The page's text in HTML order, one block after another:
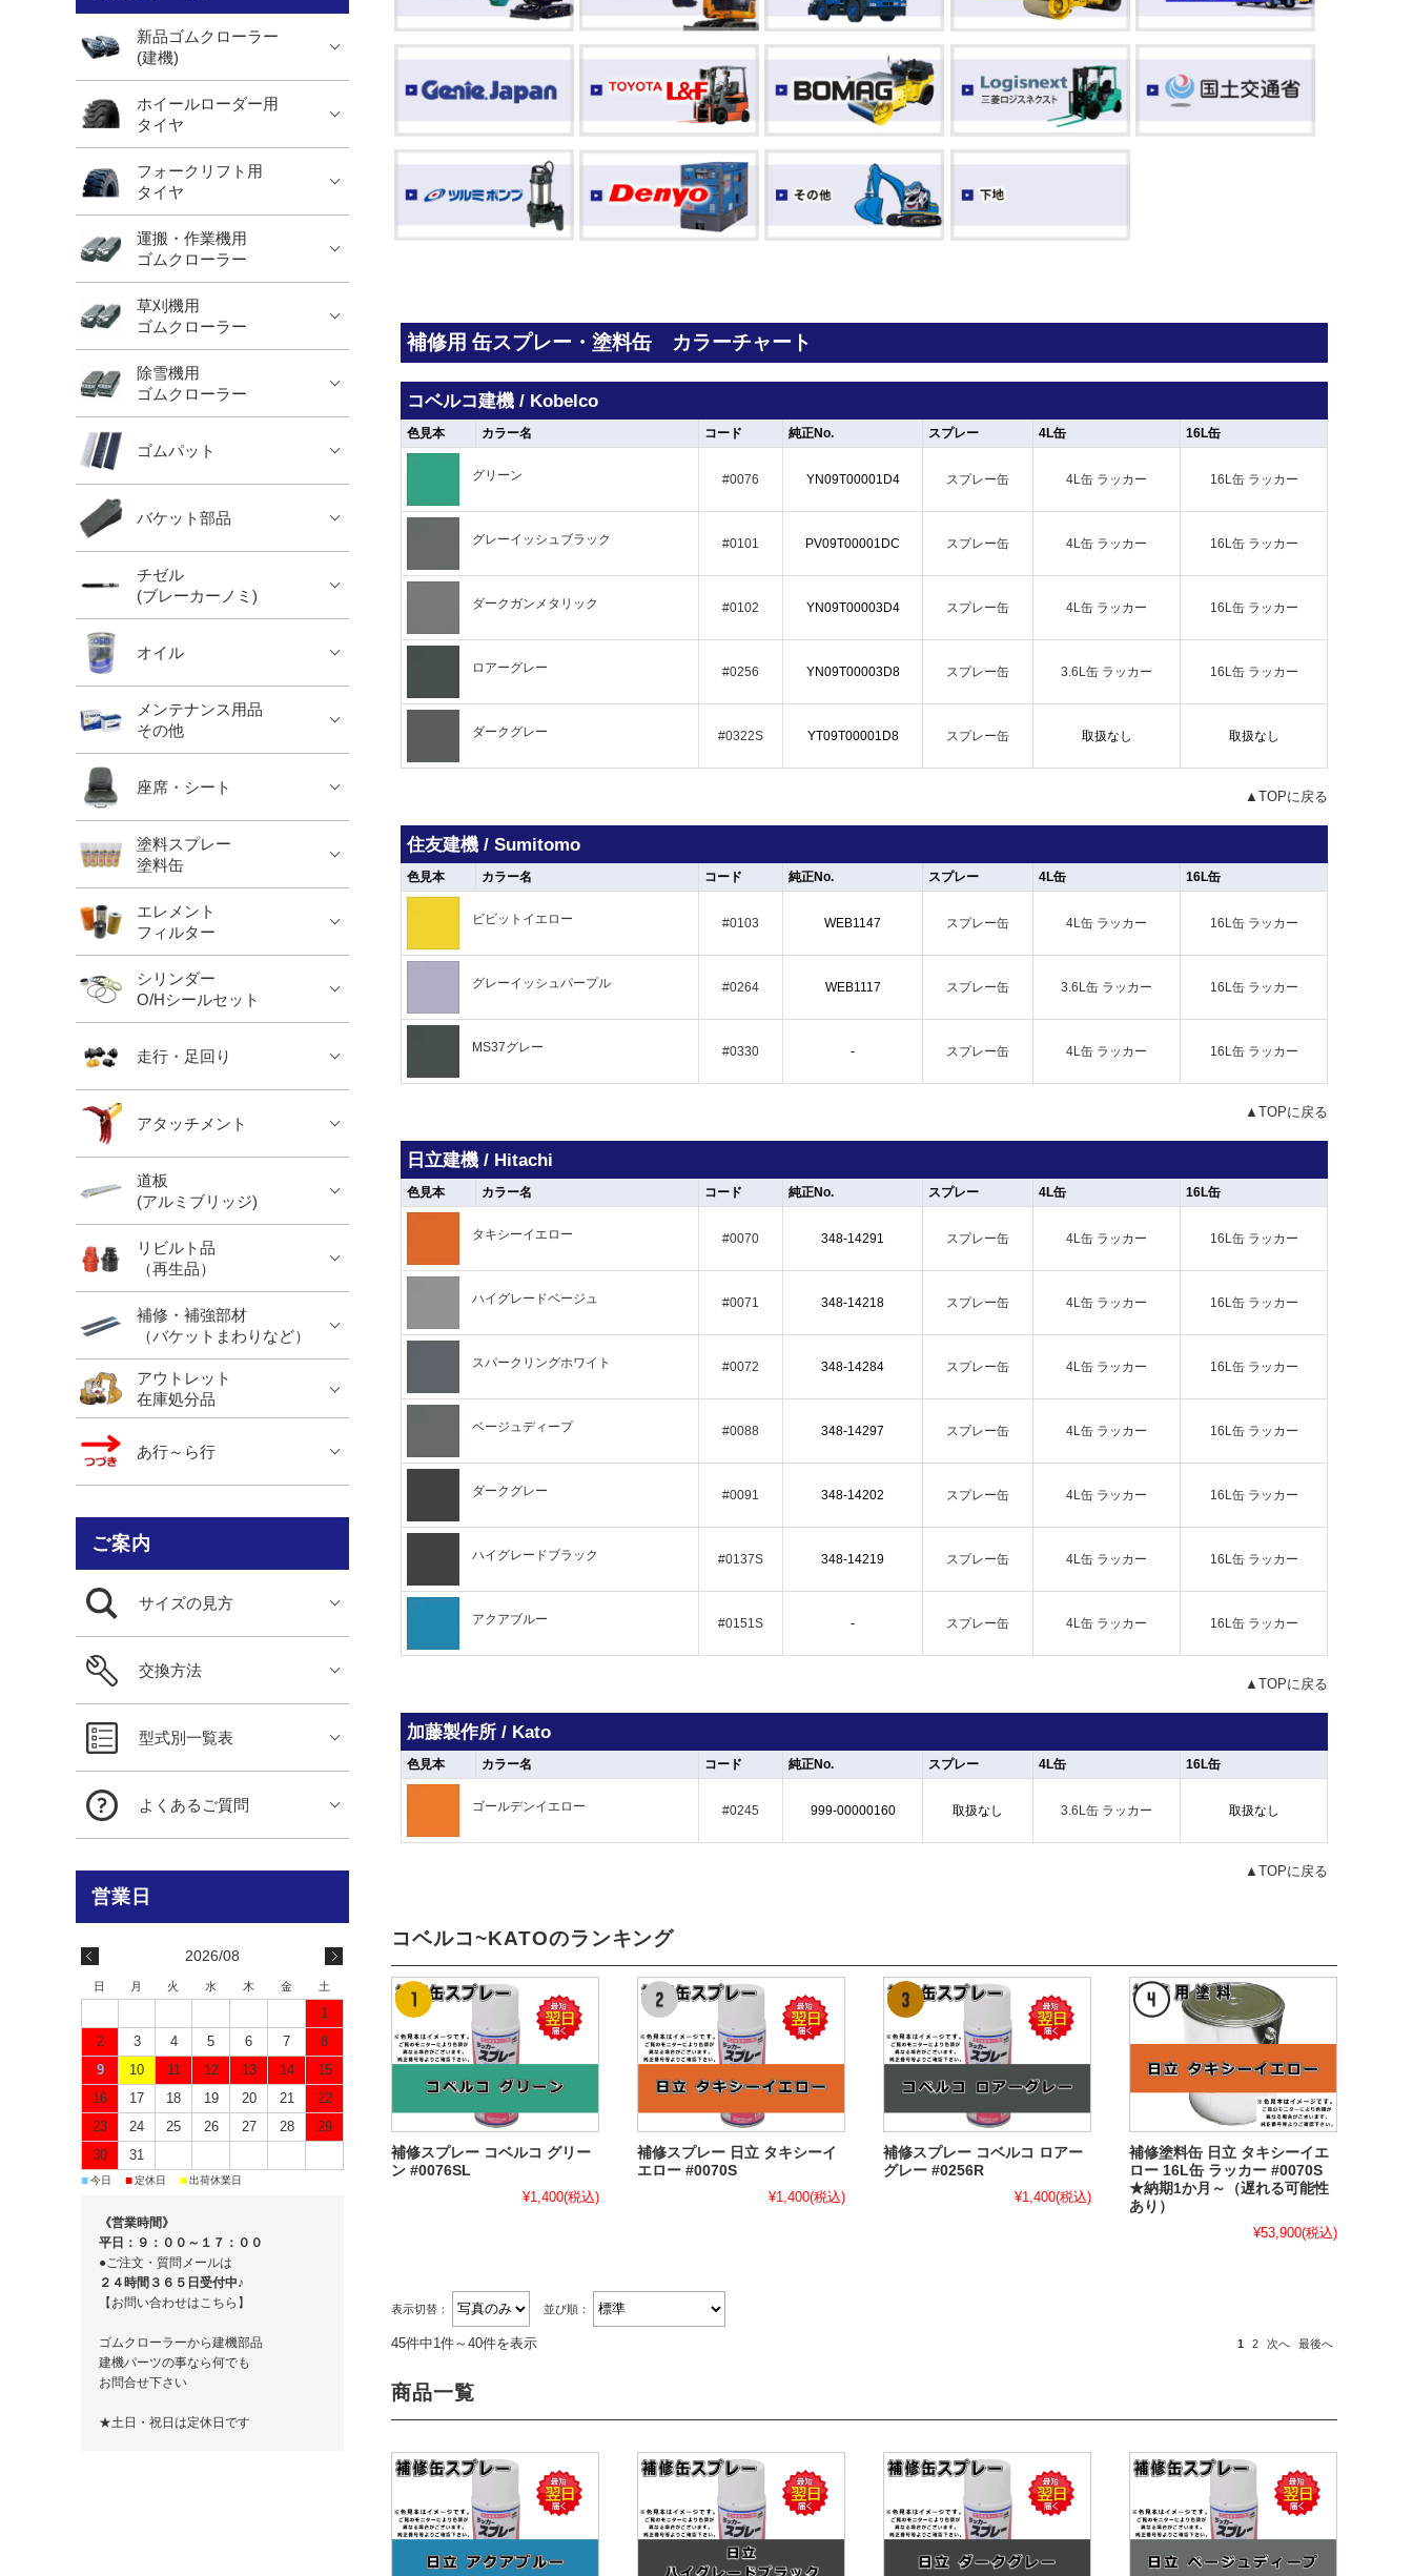
補修用 缶スプレー・塗料缶 カラーチャート
コベルコ建機 / Kobelco
色見本 カラー名 コード 純正No. スプレー 4L缶 16L缶
グリーン #0076 YN09T00001D4 スプレー缶 4L缶 ラッカー 16L缶 ラッカー
グレーイッシュブラック #0101 PV09T00001DC スプレー缶 4L缶 ラッカー 16L缶 ラッカー
ダークガンメタリック #0102 YN09T00003D4 スプレー缶 4L缶 ラッカー 16L缶 ラッカー
ロアーグレー #0256 YN09T00003D8 スプレー缶 3.6L缶 ラッカー 16L缶 ラッカー
ダークグレー #0322S YT09T00001D8 スプレー缶 取扱なし 取扱なし
▲TOPに戻る
住友建機 / Sumitomo
色見本 カラー名 コード 純正No. スプレー 4L缶 16L缶
ビビットイエロー #0103 WEB1147 スプレー缶 4L缶 ラッカー 16L缶 ラッカー
グレーイッシュパープル #0264 WEB1117 スプレー缶 3.6L缶 ラッカー 16L缶 ラッカー
MS37グレー #0330 - スプレー缶 4L缶 ラッカー 16L缶 ラッカー
▲TOPに戻る
日立建機 / Hitachi
色見本 カラー名 コード 純正No. スプレー 4L缶 16L缶
タキシーイエロー #0070 348-14291 スプレー缶 4L缶 ラッカー 16L缶 ラッカー
ハイグレードベージュ #0071 348-14218 スプレー缶 4L缶 ラッカー 16L缶 ラッカー
スパークリングホワイト #0072 348-14284 スプレー缶 4L缶 ラッカー 16L缶 ラッカー
ベージュディープ #0088 348-14297 スプレー缶 4L缶 ラッカー 16L缶 ラッカー
ダークグレー #0091 348-14202 スプレー缶 4L缶 ラッカー 16L缶 ラッカー
ハイグレードブラック #0137S 348-14219 スプレー缶 4L缶 ラッカー 16L缶 ラッカー
アクアブルー #0151S - スプレー缶 4L缶 ラッカー 16L缶 ラッカー
▲TOPに戻る
加藤製作所 / Kato
色見本 カラー名 コード 純正No. スプレー 4L缶 16L缶
ゴールデンイエロー #0245 999-00000160 取扱なし 3.6L缶 ラッカー 取扱なし
▲TOPに戻る
コベルコ~KATOのランキング
補修スプレー コベルコ グリー
ン #0076SL
¥1,400(税込)
補修スプレー 日立 タキシーイ
エロー #0070S
¥1,400(税込)
補修スプレー コベルコ ロアー
グレー #0256R
¥1,400(税込)
補修塗料缶 日立 タキシーイエ
ロー 16L缶 ラッカー #0070S
★納期1か月～（遅れる可能性
あり）
¥53,900(税込)
表示切替： 並び順：
45件中1件～40件を表示 1 2 次へ 最後へ
商品一覧
新品ゴムクローラー
(建機)
ホイールローダー用
タイヤ
フォークリフト用
タイヤ
運搬・作業機用
ゴムクローラー
草刈機用
ゴムクローラー
除雪機用
ゴムクローラー
ゴムパット
バケット部品
チゼル
(ブレーカーノミ)
オイル
メンテナンス用品
その他
座席・シート
塗料スプレー
塗料缶
エレメント
フィルター
シリンダー
O/Hシールセット
走行・足回り
アタッチメント
道板
(アルミブリッジ)
リビルト品
（再生品）
補修・補強部材
（バケットまわりなど）
アウトレット
在庫処分品
あ行～ら行
ご案内
サイズの見方
交換方法
型式別一覧表
よくあるご質問
2026/08
日 月 火 水 木 金 土
1
2
3 4 5 6 7
8
9
10 11 12 13 14
15
16
17 18 19 20 21
22
23
24 25 26 27 28
29
30
31
■今日 ■定休日 ■出荷休業日
《営業時間》
平日：９：００～１７：００
●ご注文・質問メールは
２４時間３６５日受付中♪
【お問い合わせはこちら】
ゴムクローラーから建機部品
建機パーツの事なら何でも
お問合せ下さい
★土日・祝日は定休日です